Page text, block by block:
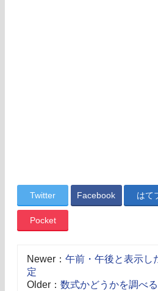
Twitter Facebook はて
Pocket
Newer： 午前・午後と表示し
定
Older： 数式かどうかを調べ